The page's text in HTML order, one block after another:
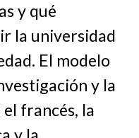
y qué
la universidad
El modelo
y la
francés, la